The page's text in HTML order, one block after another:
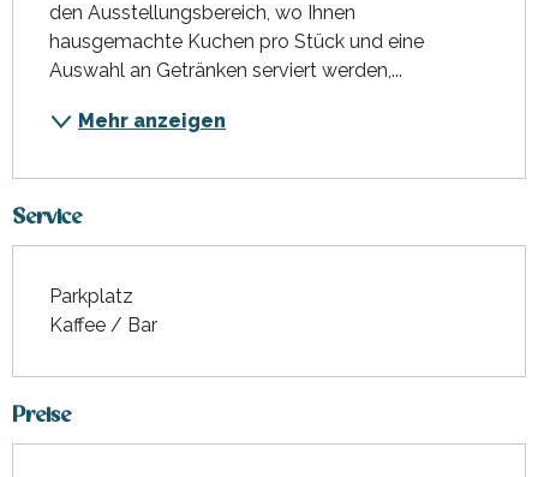
den Ausstellungsbereich, wo Ihnen
hausgemachte Kuchen pro Stück und eine
Auswahl an Getränken serviert werden,...
Mehr anzeigen
Service
Parkplatz
Kaffee / Bar
Preise